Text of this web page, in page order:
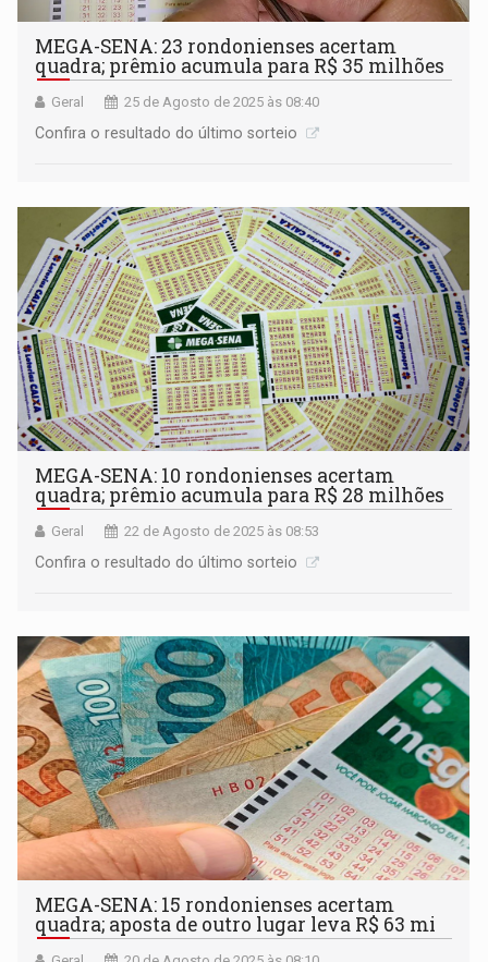
MEGA-SENA: 23 rondonienses acertam
quadra; prêmio acumula para R$ 35 milhões
Geral 25 de Agosto de 2025 às 08:40
Confira o resultado do último sorteio
MEGA-SENA: 10 rondonienses acertam
quadra; prêmio acumula para R$ 28 milhões
Geral 22 de Agosto de 2025 às 08:53
Confira o resultado do último sorteio
MEGA-SENA: 15 rondonienses acertam
quadra; aposta de outro lugar leva R$ 63 mi